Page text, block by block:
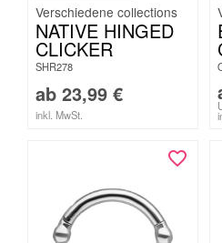
NATIVE HINGED
CLICKER
SHR278
ab 23,99 €
inkl. MwSt.